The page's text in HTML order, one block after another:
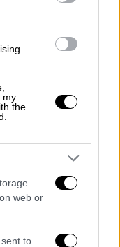
my
the
web or
to